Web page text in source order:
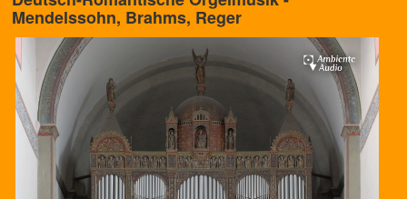
Mendelssohn, Brahms, Reger